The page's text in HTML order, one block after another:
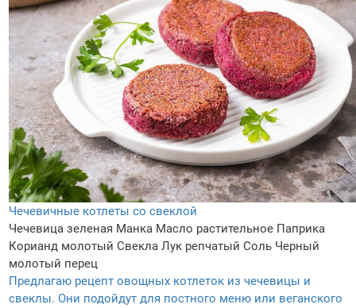
Чечевичные котлеты со свеклой
Чечевица зеленая Манка Масло растительное Паприка
Корианд молотый Свекла Лук репчатый Соль Черный
молотый перец
Предлагаю рецепт овощных котлеток из чечевицы и
свеклы. Они подойдут для постного меню или веганского